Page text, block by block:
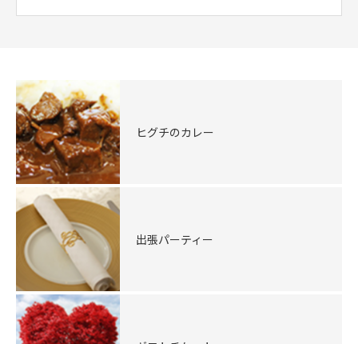
ヒグチのカレー
出張パーティー